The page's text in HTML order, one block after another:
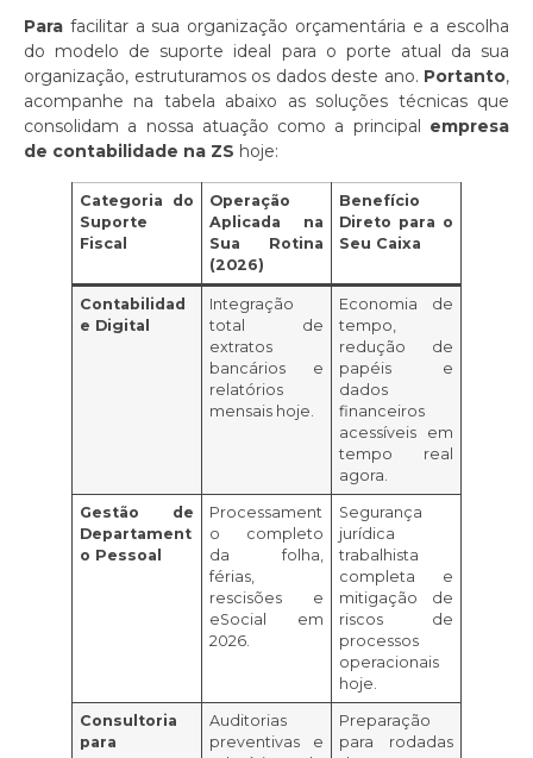
Para facilitar a sua organização orçamentária e a escolha
do modelo de suporte ideal para o porte atual da sua
organização, estruturamos os dados deste ano. Portanto,
acompanhe na tabela abaixo as soluções técnicas que
consolidam a nossa atuação como a principal empresa
de contabilidade na ZS hoje:
Categoria do
Suporte
Fiscal
Operação
Aplicada na
Sua Rotina
(2026)
Benefício
Direto para o
Seu Caixa
Contabilidad
e Digital
Integração
total de
extratos
bancários e
relatórios
mensais hoje.
Economia de
tempo,
redução de
papéis e
dados
financeiros
acessíveis em
tempo real
agora.
Gestão de
Departament
o Pessoal
Processament
o completo
da folha,
férias,
rescisões e
eSocial em
2026.
Segurança
jurídica
trabalhista
completa e
mitigação de
riscos de
processos
operacionais
hoje.
Consultoria
para
Auditorias
preventivas e
Preparação
para rodadas